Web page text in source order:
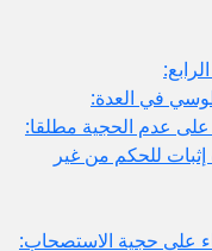
في العدة:
على عدم الحجية مطلقا:
للحكم من غير